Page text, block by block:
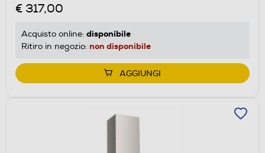
€ 317,00
Acquisto online: disponibile
Ritiro in negozio: non disponibile
AGGIUNGI